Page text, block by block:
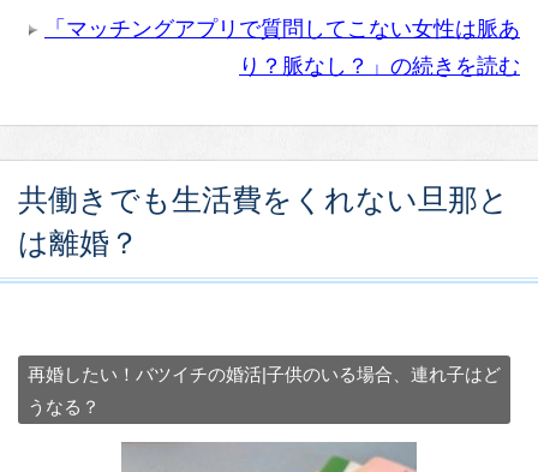
「マッチングアプリで質問してこない女性は脈あ
り？脈なし？」の続きを読む
共働きでも生活費をくれない旦那と
は離婚？
再婚したい！バツイチの婚活|子供のいる場合、連れ子はど
うなる？